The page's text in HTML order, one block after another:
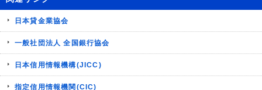
日本貸金業協会
一般社団法人 全国銀行協会
日本信用情報機構(JICC)
指定信用情報機関(CIC)